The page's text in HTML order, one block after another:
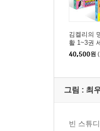
김켈리의
활 1~3권
40,500원
그림 : 최
빈 스튜